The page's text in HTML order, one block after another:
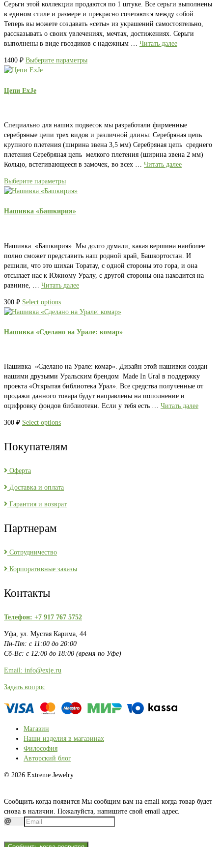
Серьги этой коллекции продаются по 1 штуке. Все серьги выполнены
в едином стиле и размере и прекрасно сочетаются между собой.
Теперь вы можете создавать «сеты» из украшений самостоятельно,
рассказывать о своих увлечениях, мечтах, достижениях. Серьги
выполнены в виде гвоздиков с надежным … Читать далее
1400 ₽ Выберите параметры
Цепи ExJe
Специально для наших подвесок мы разработали фирменные
серебряные цепи трех видов и различной длины: Серебряная цепь
крупного плетения (ширина звена 3,5 мм) Серебряная цепь среднего
плетения Серебряная цепь мелкого плетения (ширина звена 2 мм)
Кольцо, встегивающееся в замочек, во всех … Читать далее
Выберите параметры
Нашивка «Башкирия»
Нашивка «Башкирия». Мы долго думали, какая вершина наиболее
полно сможет представить наш родной край, Башкортостан. И
решили, что это шихан Торатау, с одной стороны это гора, и она
отсылает нас к Южному Уралу, с другой стороны она находится на
равнине, … Читать далее
300 ₽ Select options
Нашивка «Сделано на Урале: комар»
Нашивка «Сделано на Урале: комар». Дизайн этой нашивки создан
нашими друзьями Уральским брендом Made In Ural в поддержку
проекта «Открытая библиотека Урал». Все средства полученные от
продажи данного товара будут направлены на пополнение и
оцифровку фондов библиотеки. Если у тебя есть … Читать далее
300 ₽ Select options
Покупателям
Оферта
Доставка и оплата
Гарантия и возврат
Партнерам
Сотрудничество
Корпоративные заказы
Контакты
Телефон: +7 917 767 5752
Уфа, ул. Мустая Карима, 44
Пн-Пт: с 11:00 до 20:00
Сб-Вс: с 12:00 до 18:00 (время по Уфе)
Email: info@exje.ru
Задать вопрос
Магазин
Наши изделия в магазинах
Философия
Авторский блог
© 2026 Extreme Jewelry
Сообщить когда появится Мы сообщим вам на email когда товар будет
снова в наличии. Пожалуйста, напишите свой email адрес.